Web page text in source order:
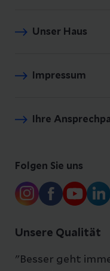
Unser Haus
Impressum
Ihre
Folgen Sie uns
Unsere Qualität
"Besser geht